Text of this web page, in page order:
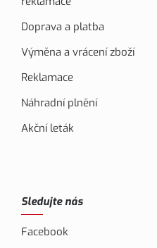
Doprava a platba
Výměna a vrácení zboží
Reklamace
Náhradní plnění
Akční leták
Sledujte nás
Facebook